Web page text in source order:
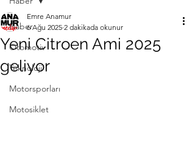
Haber
Otomotiv
Teknoloji
Motorsporları
Motosiklet
Yeni Citroen Ami 2025
geliyor
Emre Anamur
6 Ağu 2025 2 dakikada okunur